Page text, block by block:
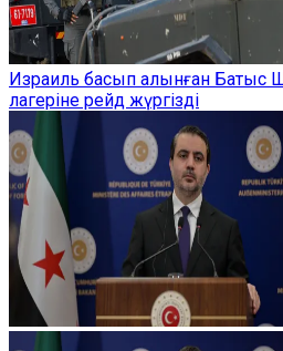
Израиль басып алынған Батыс
лагеріне рейд жүргізді